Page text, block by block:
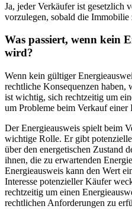
Ja, jeder Verkäufer ist gesetzlich
vorzulegen, sobald die
Was passiert, wenn kein
wird?
Wenn kein gültiger
rechtliche Konsequenzen
ist wichtig, sich rechtzeitig um
um Probleme beim Verkauf
Der Energieausweis spielt beim
wichtige Rolle. Er gibt
über den energetischen Zustand
ihnen, die zu erwartenden
Energieausweis kann den Wert
Interesse potenzieller Käufer
rechtzeitig um einen
rechtlichen Anforderungen zu